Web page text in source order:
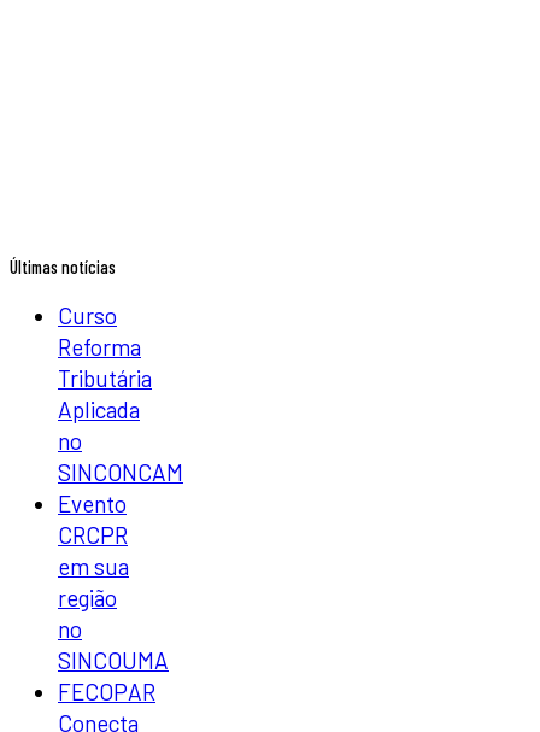
Últimas notícias
Curso
Reforma
Tributária
Aplicada
no
SINCONCAM
Evento
CRCPR
em sua
região
no
SINCOUMA
FECOPAR
Conecta